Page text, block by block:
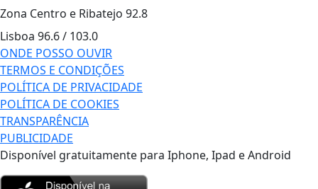
Zona Centro e Ribatejo 92.8
Lisboa 96.6 / 103.0
ONDE POSSO OUVIR
TERMOS E CONDIÇÕES
POLÍTICA DE PRIVACIDADE
POLÍTICA DE COOKIES
TRANSPARÊNCIA
PUBLICIDADE
Disponível gratuitamente para Iphone, Ipad e Android